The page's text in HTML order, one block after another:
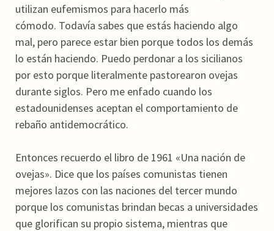
utilizan eufemismos para hacerlo más
cómodo. Todavía sabes que estás haciendo algo
mal, pero parece estar bien porque todos los demás
lo están haciendo. Puedo perdonar a los sicilianos
por esto porque literalmente pastorearon ovejas
durante siglos. Pero me enfado cuando los
estadounidenses aceptan el comportamiento de
rebaño antidemocrático.
Entonces recuerdo el libro de 1961 «Una nación de
ovejas». Dice que los países comunistas tienen
mejores lazos con las naciones del tercer mundo
porque los comunistas brindan becas a universidades
que glorifican su propio sistema, mientras que